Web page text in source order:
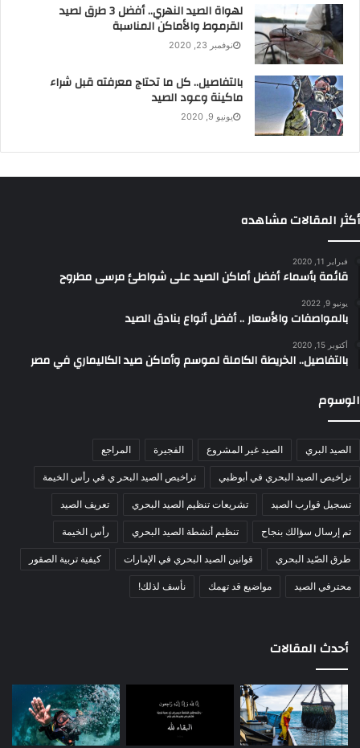
لهواة الصيد النهري.. أفضل 3 طرق لصيد
القرموط والأماكن المناسبة
نوفمبر 23, 2020
بالتفاصيل.. كل ما تحتاج معرفته قبل شراء
ماكينة وعود الصيد
يونيو 9, 2020
أكثر المقالات مشاهده
فبراير 11, 2020
قائمة بأسماء أفضل أماكن الصيد على شواطئ مرسى مطروح
يونيو 9, 2022
بالمواصفات والأسعار .. أفضل أنواع بنادق الصيد
أكتوبر 15, 2020
بالتفاصيل.. الخريطة الكاملة لموسم وأماكن صيد الكاليماري في مصر
الوسوم
الصيد البري الصيد غير المشروع الفجيرة المراجع
تراخيص الصيد البحري في أبوظبي تراخيص الصيد البحر ي في رأس الخيمة
تسجيل قوارب الصيد تشريعات تنظيم الصيد البحري تعريف الصيد
تم إرسال سؤالك بنجاح تنظيم أنشطة الصيد البحري رأس الخيمة
طرق الصّيد البحري قوانين الصيد البحري في الإمارات كيفية تربية الصقور
محترفي الصيد مواضيع قد تهمك نأسف لذلك!
أحدث المقالات